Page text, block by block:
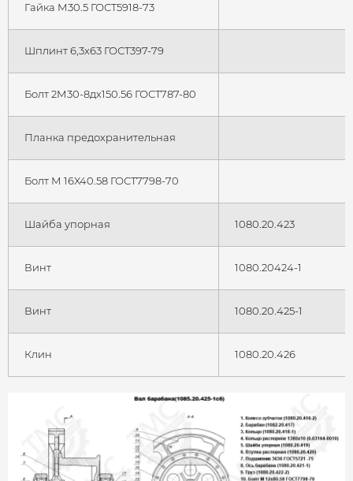
Гайка М30.5 ГОСТ5918-73
Шплинт 6,3x63 ГОСТ397-79
Болт 2М30-8дх150.56 ГОСТ787-80
Планка предохранительная
Болт М 16X40.58 ГОСТ7798-70
Шайба упорная 1080.20.423
Винт 1080.20424-1
Винт 1080.20.425-1
Клин 1080.20.426